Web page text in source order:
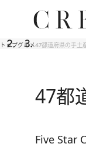
トップグルメ47都道府県の手土
47都
Five Star